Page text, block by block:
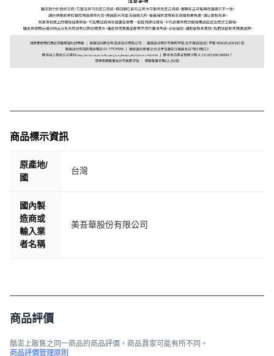
商品標示資訊
原產地/
國
台灣
國內製
造商或
輸入業
者名稱
美吾華股份有限公司
商品評價
酷澎上販售之同一商品的商品評價，商品賣家可能有所不同。
商品評價管理原則